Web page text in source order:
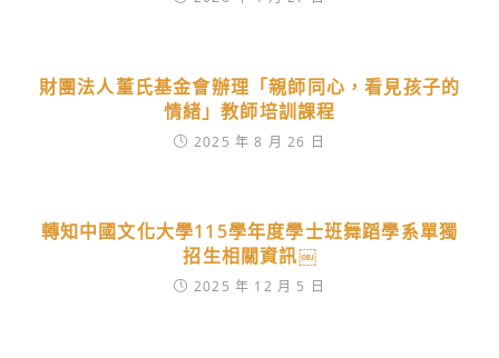
財團法人董氏基金會辦理「親師同心，看見孩子的
情緒」教師培訓課程
2025 年 8 月 26 日
轉知中國文化大學115學年度學士班舞蹈學系單獨
招生相關資訊￼
2025 年 12 月 5 日